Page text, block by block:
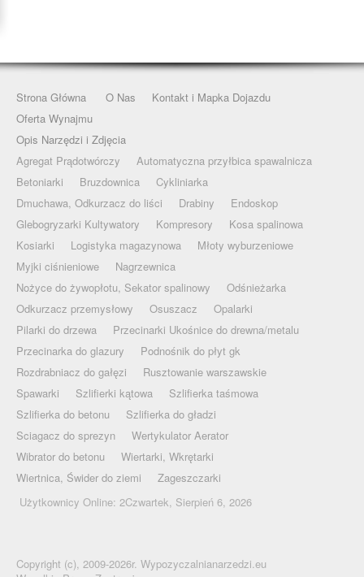
Strona Główna O Nas
Kontakt i Mapka Dojazdu
Oferta Wynajmu
Opis Narzędzi i Zdjęcia
Agregat Prądotwórczy
Automatyczna przyłbica spawalnicza
Betoniarki
Bruzdownica
Cykliniarka
Dmuchawa, Odkurzacz do liści
Drabiny
Endoskop
Glebogryzarki Kultywatory
Kompresory
Kosa spalinowa
Kosiarki
Logistyka magazynowa
Młoty wyburzeniowe
Myjki ciśnieniowe
Nagrzewnica
Nożyce do żywopłotu, Sekator spalinowy
Odśnieżarka
Odkurzacz przemysłowy
Osuszacz
Opalarki
Pilarki do drzewa
Przecinarki Ukośnice do drewna/metalu
Przecinarka do glazury
Podnośnik do płyt gk
Rozdrabniacz do gałęzi
Rusztowanie warszawskie
Spawarki
Szlifierki kątowa
Szlifierka taśmowa
Szlifierka do betonu
Szlifierka do gładzi
Sciagacz do sprezyn
Wertykulator Aerator
Wibrator do betonu
Wiertarki, Wkrętarki
Wiertnica, Świder do ziemi
Zageszczarki
Użytkownicy Online: 2Czwartek, Sierpień 6, 2026
Copyright (c), 2009-2026r. Wypozyczalnianarzedzi.eu